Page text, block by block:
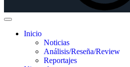
Inicio
Noticias
Análisis/Reseña/Review
Reportajes